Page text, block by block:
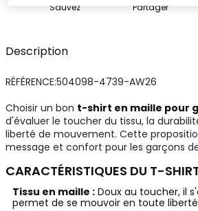
Sauvez Partager
Description
RÉFÉRENCE:504098-4739-AW26
Choisir un bon t-shirt en maille pour
d'évaluer le toucher du tissu, la
liberté de mouvement. Cette
message et confort pour les garçons de
CARACTÉRISTIQUES DU T-
Tissu en maille :Doux au toucher, il
permet de se mouvoir en toute